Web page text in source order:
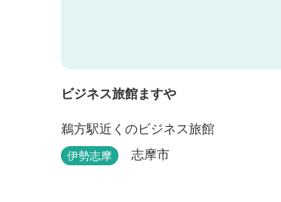
ビジネス旅館ますや
鵜方駅近くのビジネス旅館
伊勢志摩 志摩市